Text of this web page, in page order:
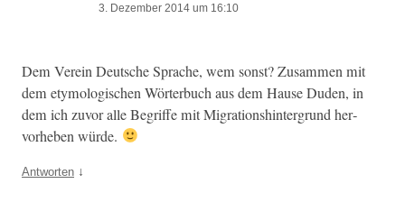
3. Dezember 2014 um 16:10
Dem Vere­in Deutsche Sprache, wem son­st? Zusam­men mit
dem ety­mol­o­gis­chen Wörter­buch aus dem Hause Duden, in
dem ich zuvor alle Begriffe mit Migra­tionsh­in­ter­grund her­
vorheben würde.
Antworten ↓